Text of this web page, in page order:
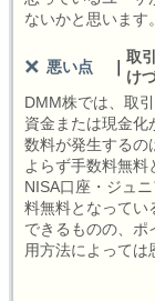
ないかと思います。
悪い点
取
け
DMM株では、取
資金または現金化
数料が発生するの
よらず手数料無料
NISA口座・ジュ
料無料となってい
できるものの、ポ
用方法によっては